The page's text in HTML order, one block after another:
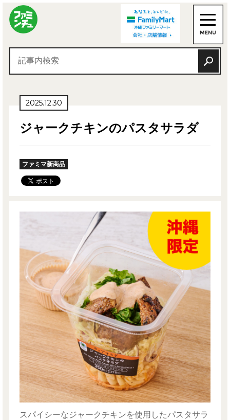
2025.12.30
ジャークチキンのパスタサラダ
ファミマ新商品
スパイシーなジャークチキンを使用したパスタサラ